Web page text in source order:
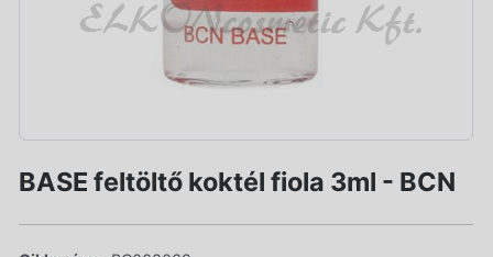
BASE feltöltő koktél fiola 3ml - BCN